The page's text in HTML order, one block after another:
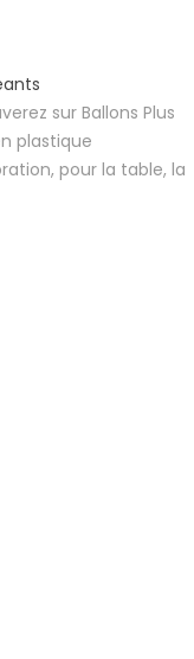
sur Ballons Plus
plastique
pour la table, la